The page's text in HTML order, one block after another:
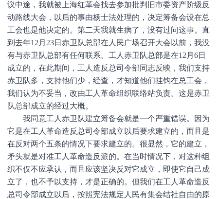
议中途，我就被上海红革会找去参加批判旧市委资产阶级反
动路线大会，以后的事由杨士法处理的，决定筹备会设在总
工会也是他决定的。第二天我就生病了，没有过问这事。直
到去年12月23日赤卫队总部在人民广场召开大会以前，我没
有与赤卫队总部有任何联系。工人赤卫队总部是在12月6日
成立的，在此期间，工人造反总司令部同志反映，我们支持
赤卫队多，支持他们少，经查，才知道他们挂钩在总工会，
我们认为不妥当，改由工人革命组织联络站负责。这是赤卫
队总部成立的经过大概。
我同意工人赤卫队建立筹备会就是一个严重错误。因为
它是在工人革命造反总司令部成立以后要求建立的，而且是
在反对两个五条的情况下要求建立的。很显然，它的建立，
矛头就是对准工人革命造反派的。在当时情况下，对这种组
织不仅不应承认，而且应该坚决反对它成立，即使它自己成
立了，也不予以支持，才是正确的。但我们在工人革命造反
总司令部成立以后，按照宪法规定人民有集会结社自由的原